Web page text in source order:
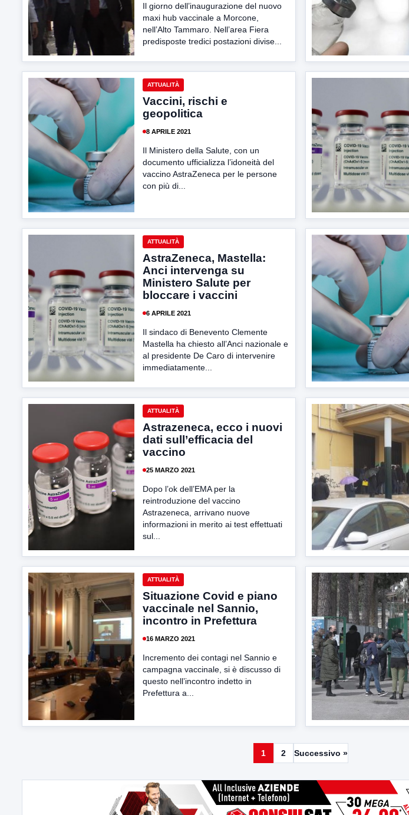
Il giorno dell’inaugurazione del nuovo
maxi hub vaccinale a Morcone,
nell’Alto Tammaro. Nell’area Fiera
predisposte tredici postazioni divise...
ATTUALITÀ
Vaccini, rischi e
geopolitica
8 APRILE 2021
Il Ministero della Salute, con un
documento ufficializza l’idoneità del
vaccino AstraZeneca per le persone
con più di...
ATTUALITÀ
AstraZeneca, Mastella:
Anci intervenga su
Ministero Salute per
bloccare i vaccini
6 APRILE 2021
Il sindaco di Benevento Clemente
Mastella ha chiesto all’Anci nazionale e
al presidente De Caro di intervenire
immediatamente...
ATTUALITÀ
Astrazeneca, ecco i nuovi
dati sull’efficacia del
vaccino
25 MARZO 2021
Dopo l’ok dell’EMA per la
reintroduzione del vaccino
Astrazeneca, arrivano nuove
informazioni in merito ai test effettuati
sul...
ATTUALITÀ
Situazione Covid e piano
vaccinale nel Sannio,
incontro in Prefettura
16 MARZO 2021
Incremento dei contagi nel Sannio e
campagna vaccinale, si è discusso di
questo nell’incontro indetto in
Prefettura a...
1 2 Successivo »